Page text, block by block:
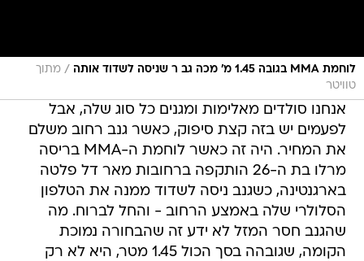
לוחמת MMA בגובה 1.45 מ' מכה גב ר שניסה לשדוד אותה / מתוך
טוויטר
אנחנו סולדים מאלימות ומגנים כל סוג שלה, אבל
לפעמים יש בזה קצת סיפוק, כאשר גנב רחוב משלם
את המחיר. היה זה כאשר לוחמת ה-MMA בריסה
מרלו בת ה-26 הותקפה ברחובות מאר דל פלטה
בארגנטינה, כשגנב ניסה לשדוד ממנה את הטלפון
הסלולרי שלה באמצע הרחוב - והחל לברוח. מה
שהגנב חסר המזל לא ידע זה שהבחורה נמוכת
הקומה, שגובהה בסך הכול 1.45 מטר, היא לא רק